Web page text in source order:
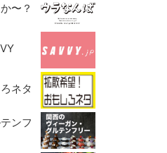
〜？
ネタ
ンフ